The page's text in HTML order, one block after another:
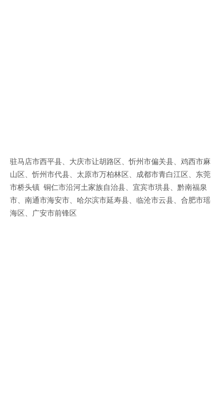
驻马店市西平县、大庆市让胡路区、忻州市偏关县、鸡西市麻
山区、忻州市代县、太原市万柏林区、成都市青白江区、东莞
市桥头镇 铜仁市沿河土家族自治县、宜宾市珙县、黔南福泉
市、南通市海安市、哈尔滨市延寿县、临沧市云县、合肥市瑶
海区、广安市前锋区